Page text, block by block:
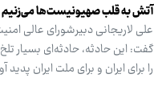
آتش به قلب صهیونیست‌ها می‌زنیم
علی لاریجانی دبیرشورای عالی
گفت: این حادثه، حادثه‌ای بسیار
را برای ایران و برای ملت ایران